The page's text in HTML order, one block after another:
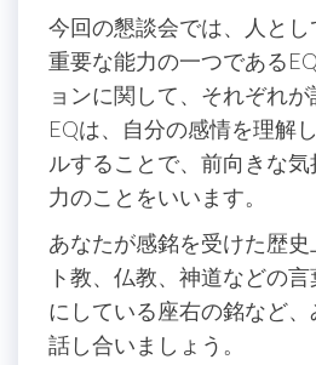
今回の懇談会では、人と
重要な能力の一つである
ョンに関して、それぞれが
EQは、自分の感情を理解
ルすることで、前向きな
力のことをいいます。
あなたが感銘を受けた歴
ト教、仏教、神道などの
にしている座右の銘など、
話し合いましょう。